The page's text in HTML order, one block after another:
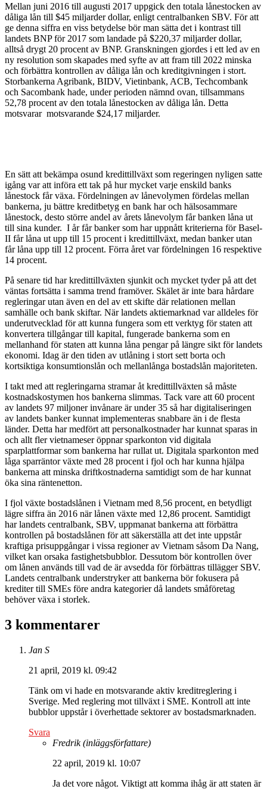
Mellan juni 2016 till augusti 2017 uppgick den totala lånestocken av
dåliga lån till $45 miljarder dollar, enligt centralbanken SBV. För att
ge denna siffra en viss betydelse bör man sätta det i kontrast till
landets BNP för 2017 som landade på $220,37 miljarder dollar,
alltså drygt 20 procent av BNP. Granskningen gjordes i ett led av en
ny resolution som skapades med syfte av att fram till 2022 minska
och förbättra kontrollen av dåliga lån och kreditgivningen i stort.
Storbankerna Agribank, BIDV, Vietinbank, ACB, Techcombank
och Sacombank hade, under perioden nämnd ovan, tillsammans
52,78 procent av den totala lånestocken av dåliga lån. Detta
motsvarar motsvarande $24,17 miljarder.
En sätt att bekämpa osund kredittillväxt som regeringen nyligen satte
igång var att införa ett tak på hur mycket varje enskild banks
lånestock får växa. Fördelningen av lånevolymen fördelas mellan
bankerna, ju bättre kreditbetyg en bank har och hälsosammare
lånestock, desto större andel av årets lånevolym får banken låna ut
till sina kunder. I år får banker som har uppnått kriterierna för Basel-
II får låna ut upp till 15 procent i kredittillväxt, medan banker utan
får låna upp till 12 procent. Förra året var fördelningen 16 respektive
14 procent.
På senare tid har kredittillväxten sjunkit och mycket tyder på att det
väntas fortsätta i samma trend framöver. Skälet är inte bara hårdare
regleringar utan även en del av ett skifte där relationen mellan
samhälle och bank skiftar. När landets aktiemarknad var alldeles för
underutvecklad för att kunna fungera som ett verktyg för staten att
konvertera tillgångar till kapital, fungerade bankerna som en
mellanhand för staten att kunna låna pengar på längre sikt för landets
ekonomi. Idag är den tiden av utlåning i stort sett borta och
kortsiktiga konsumtionslån och mellanlånga bostadslån majoriteten.
I takt med att regleringarna stramar åt kredittillväxten så måste
kostnadskostymen hos bankerna slimmas. Tack vare att 60 procent
av landets 97 miljoner invånare är under 35 så har digitaliseringen
av landets banker kunnat implementeras snabbare än i de flesta
länder. Detta har medfört att personalkostnader har kunnat sparas in
och allt fler vietnameser öppnar sparkonton vid digitala
sparplattformar som bankerna har rullat ut. Digitala sparkonton med
låga sparräntor växte med 28 procent i fjol och har kunna hjälpa
bankerna att minska driftkostnaderna samtidigt som de har kunnat
öka sina räntenetton.
I fjol växte bostadslånen i Vietnam med 8,56 procent, en betydligt
lägre siffra än 2016 när lånen växte med 12,86 procent. Samtidigt
har landets centralbank, SBV, uppmanat bankerna att förbättra
kontrollen på bostadslånen för att säkerställa att det inte uppstår
kraftiga prisuppgångar i vissa regioner av Vietnam såsom Da Nang,
vilket kan orsaka fastighetsbubblor. Dessutom bör kontrollen över
om lånen används till vad de är avsedda för förbättras tillägger SBV.
Landets centralbank understryker att bankerna bör fokusera på
krediter till SMEs före andra kategorier då landets småföretag
behöver växa i storlek.
3 kommentarer
Jan S
21 april, 2019 kl. 09:42
Tänk om vi hade en motsvarande aktiv kreditreglering i
Sverige. Med reglering mot tillväxt i SME. Kontroll att inte
bubblor uppstår i överhettade sektorer av bostadsmarknaden.
Svara
Fredrik(inläggsförfattare)
22 april, 2019 kl. 10:07
Ja det vore något. Viktigt att komma ihåg är att staten är